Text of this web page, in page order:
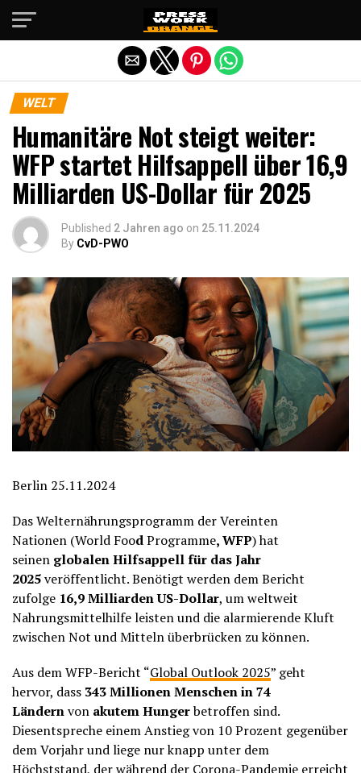
WELT
Humanitäre Not steigt weiter:
WFP startet Hilfsappell über 16,9
Milliarden US-Dollar für 2025
Published 2 Jahren ago on 25.11.2024
By CvD-PWO
Berlin 25.11.2024
Das Welternährungsprogramm der Vereinten
Nationen (World FoodProgramme, WFP) hat
seinen globalen Hilfsappell für das Jahr
2025veröffentlicht. Benötigt werden dem Bericht
zufolge 16,9 Milliarden US-Dollar, um weltweit
Nahrungsmittelhilfe leisten und die alarmierende Kluft
zwischen Not und Mitteln überbrücken zu können.
Aus dem WFP-Bericht “Global Outlook 2025” geht
hervor, dass 343 Millionen Menschen in 74
Ländernvon akutem Hungerbetroffen sind.
Diesentspreche einem Anstieg von 10 Prozent gegenüber
dem Vorjahr und liege nur knapp unter dem
Höchststand, der während der Corona-Pandemie erreicht
Die mobile Version verlassen